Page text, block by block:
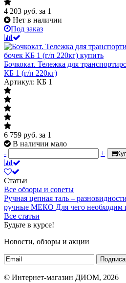
4 203 руб. за 1
Нет в наличии
Под заказ
Бочкокат. Тележка для
КБ 1 (г/п 220кг)
Артикул: КБ 1
6 759 руб. за 1
В наличии мало
-
+
Статьи
Все обзоры и советы
Ручная цепная таль –
ручные МЕКО Для чего необходим
Все статьи
Будьте в курсе!
Новости, обзоры и акции
© Интернет-магазин ДИОМ, 2026